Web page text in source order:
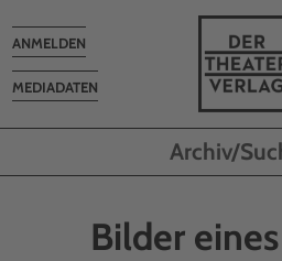
MEDIADATEN
Toggle
navigation
ANMELDEN
Archiv/
Bilder